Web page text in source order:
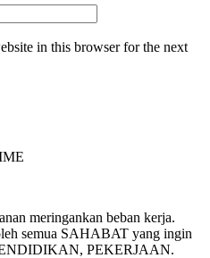
in this browser for the next
meringankan beban kerja.
semua SAHABAT yang ingin
PEKERJAAN.